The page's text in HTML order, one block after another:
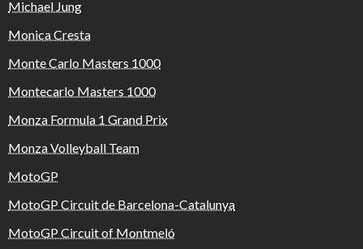
Michael Jung
Monica Cresta
Monte Carlo Masters 1000
Montecarlo Masters 1000
Monza Formula 1 Grand Prix
Monza Volleyball Team
MotoGP
MotoGP Circuit de Barcelona-Catalunya
MotoGP Circuit of Montmeló